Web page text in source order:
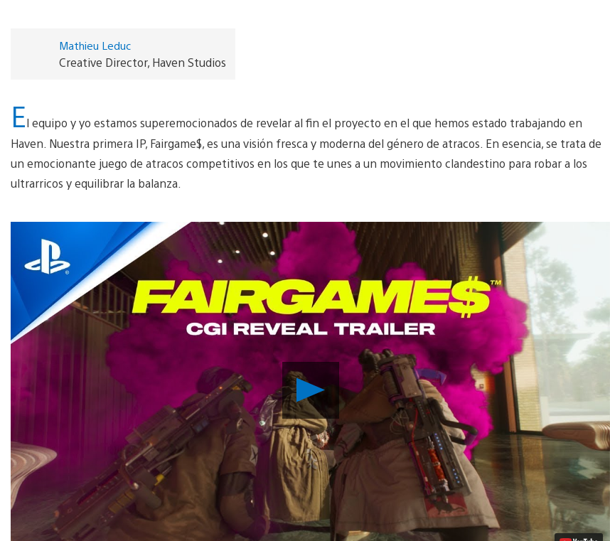
Mathieu Leduc
Creative Director, Haven Studios
El equipo y yo estamos superemocionados de revelar al fin el proyecto en el que hemos estado trabajando en
Haven. Nuestra primera IP, Fairgame$, es una visión fresca y moderna del género de atracos. En esencia, se trata de
un emocionante juego de atracos competitivos en los que te unes a un movimiento clandestino para robar a los
ultrarricos y equilibrar la balanza.
Reproducir
vídeo